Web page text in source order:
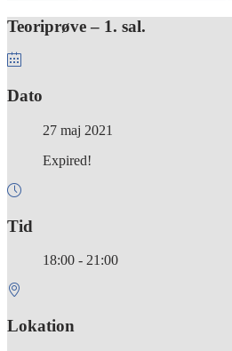
Teoriprøve – 1. sal.
Dato
27 maj 2021
Expired!
Tid
18:00 - 21:00
Lokation